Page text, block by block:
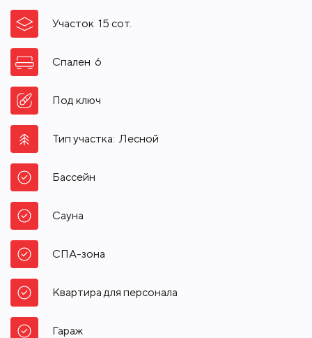
Участок 15 сот.
Спален 6
Под ключ
Тип участка:Лесной
Бассейн
Сауна
СПА-зона
Квартира для персонала
Гараж